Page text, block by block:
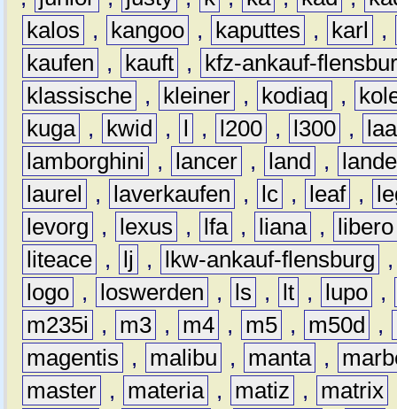
kalos
, kangoo , kaputtes , karl
,
kaufen
, kauft ,
kfz-ankauf-
klassische , kleiner , kodiaq ,
kuga , kwid , l , l200 , l300 ,
lamborghini
, lancer , land ,
laurel
, laverkaufen , lc , leaf ,
levorg
, lexus , lfa , liana ,
libero
liteace , lj , lkw-ankauf-flensburg
logo , loswerden , ls , lt , lupo ,
m235i
, m3 , m4 , m5 , m50d ,
magentis
, malibu , manta ,
master , materia , matiz , matrix